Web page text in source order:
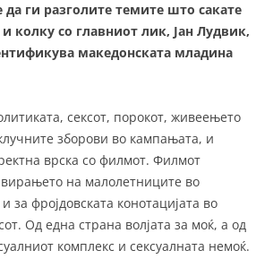
да ги разголите темите што сакате
и колку со главниот лик, Јан Лудвик,
македонската младина
сексот, порокот, живеењето
зборови во кампањата, и
врска со филмот. Филмот
на малолетниците во
за фројдовската конотацијата во
Од една страна волјата за моќ, а од
комплекс и сексуалната немоќ.